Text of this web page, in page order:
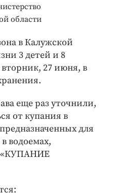
области
в Калужской
3 детей и 8
27 июня, в
еще раз уточнили,
от купания в
для
водоемах,
«КУПАНИЕ